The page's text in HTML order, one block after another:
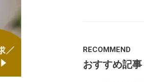
RECOMMEND
おすすめ記事